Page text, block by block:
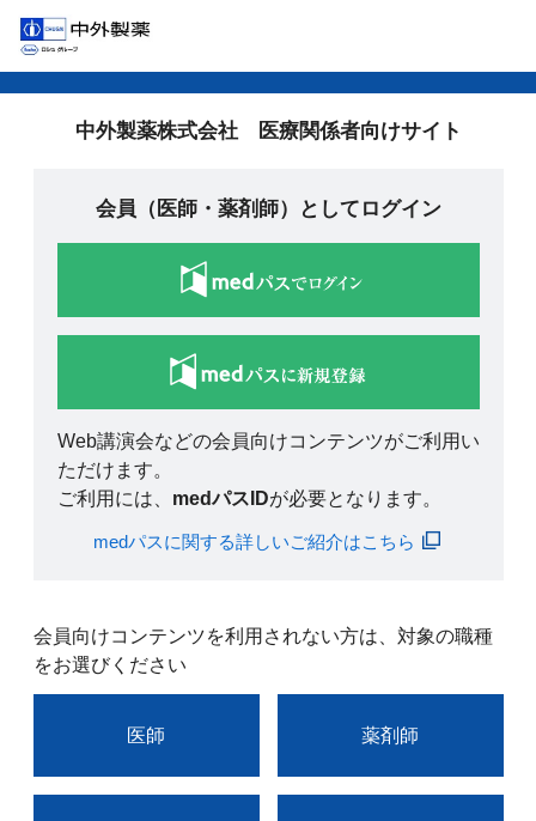
中外製薬株式会社 医療関係者向けサイト
会員（医師・薬剤師）としてログイン
Web講演会などの会員向けコンテンツがご利用い
ただけます。
ご利用には、 medパスIDが必要となります。
medパスに関する詳しいご紹介はこちら
会員向けコンテンツを利用されない方は、対象の職種
をお選びください
医師 薬剤師